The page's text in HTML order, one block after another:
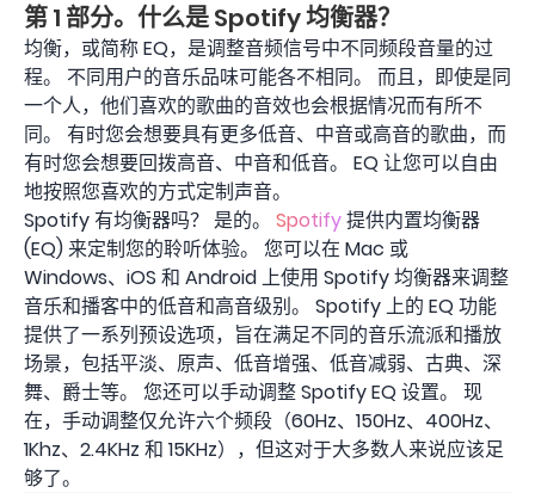
第 1 部分。什么是 Spotify 均衡器？
均衡，或简称 EQ，是调整音频信号中不同频段音量的过
程。 不同用户的音乐品味可能各不相同。 而且，即使是同
一个人，他们喜欢的歌曲的音效也会根据情况而有所不
同。 有时您会想要具有更多低音、中音或高音的歌曲，而
有时您会想要回拨高音、中音和低音。 EQ 让您可以自由
地按照您喜欢的方式定制声音。
Spotify 有均衡器吗？ 是的。 Spotify提供内置均衡器
(EQ) 来定制您的聆听体验。 您可以在 Mac 或
Windows、iOS 和 Android 上使用 Spotify 均衡器来调整
音乐和播客中的低音和高音级别。 Spotify 上的 EQ 功能
提供了一系列预设选项，旨在满足不同的音乐流派和播放
场景，包括平淡、原声、低音增强、低音减弱、古典、深
舞、爵士等。 您还可以手动调整 Spotify EQ 设置。 现
在，手动调整仅允许六个频段（60Hz、150Hz、400Hz、
1Khz、2.4KHz 和 15KHz），但这对于大多数人来说应该足
够了。